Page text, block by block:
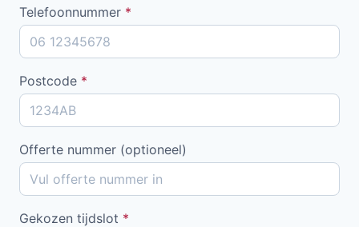
Telefoonnummer *
Postcode *
Offerte nummer (optioneel)
Gekozen tijdslot *